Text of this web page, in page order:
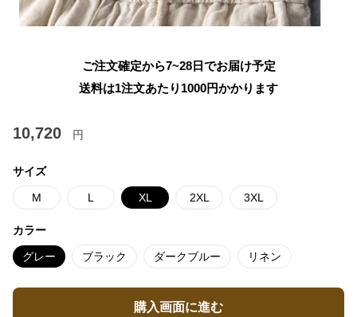
ご注文確定から7~28日でお届け予定
送料は1注文あたり 1000円かかります
10,720 円
サイズ
M L XL 2XL 3XL
カラー
グレー ブラック ダークブルー リネン
購入画面に進む